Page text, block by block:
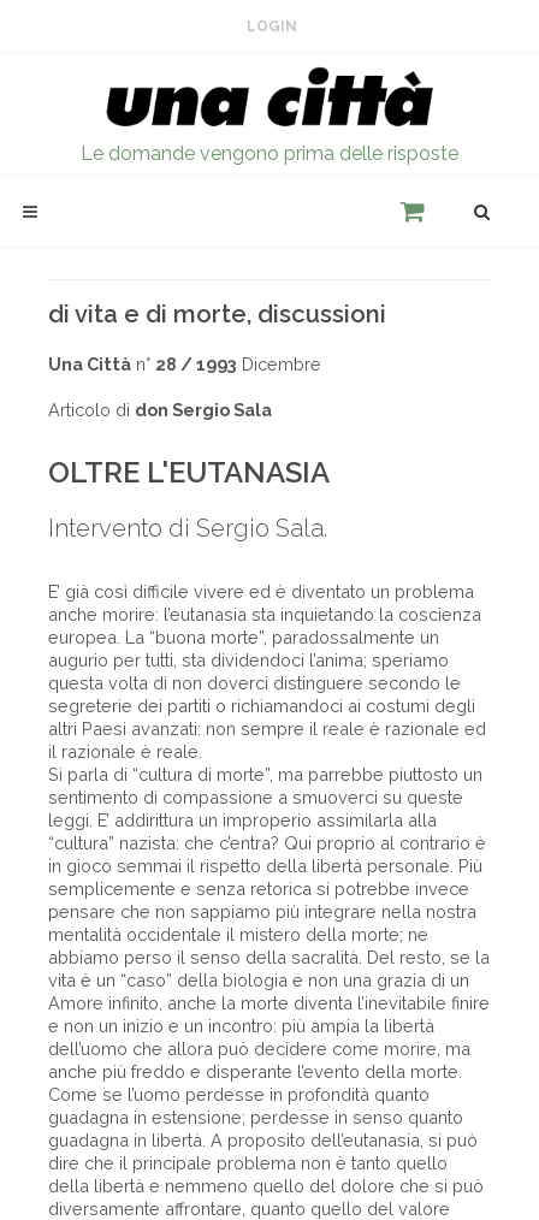
LOGIN
Le domande vengono prima delle risposte
di vita e di morte, discussioni
Una Città n° 28 / 1993 Dicembre
Articolo di don Sergio Sala
OLTRE L'EUTANASIA
Intervento di Sergio Sala.
E’ già così difficile vivere ed è diventato un problema
anche morire: l’eutanasia sta inquietando la coscienza
europea. La “buona morte”, paradossalmente un
augurio per tutti, sta dividendoci l’anima; speriamo
questa volta di non doverci distinguere secondo le
segreterie dei partiti o richiamandoci ai costumi degli
altri Paesi avanzati: non sempre il reale è razionale ed
il razionale è reale.
Si parla di “cultura di morte”, ma parrebbe piuttosto un
sentimento di compassione a smuoverci su queste
leggi. E’ addirittura un improperio assimilarla alla
“cultura” nazista: che c’entra? Qui proprio al contrario è
in gioco semmai il rispetto della libertà personale. Più
semplicemente e senza retorica si potrebbe invece
pensare che non sappiamo più integrare nella nostra
mentalità occidentale il mistero della morte; ne
abbiamo perso il senso della sacralità. Del resto, se la
vita è un “caso” della biologia e non una grazia di un
Amore infinito, anche la morte diventa l’inevitabile finire
e non un inizio e un incontro: più ampia la libertà
dell’uomo che allora può decidere come morire, ma
anche più freddo e disperante l’evento della morte.
Come se l’uomo perdesse in profondità quanto
guadagna in estensione; perdesse in senso quanto
guadagna in libertà. A proposito dell’eutanasia, si può
dire che il principale problema non è tanto quello
della libertà e nemmeno quello del dolore che si può
diversamente affrontare, quanto quello del valore